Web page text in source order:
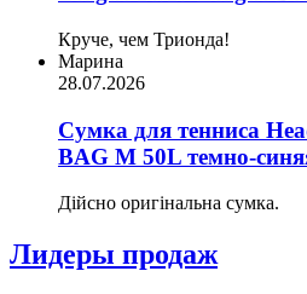
Круче, чем Трионда!
Марина
28.07.2026
Сумка для тенниса
BAG M 50L темно-
Дійсно оригінальна сумка.
Лидеры продаж